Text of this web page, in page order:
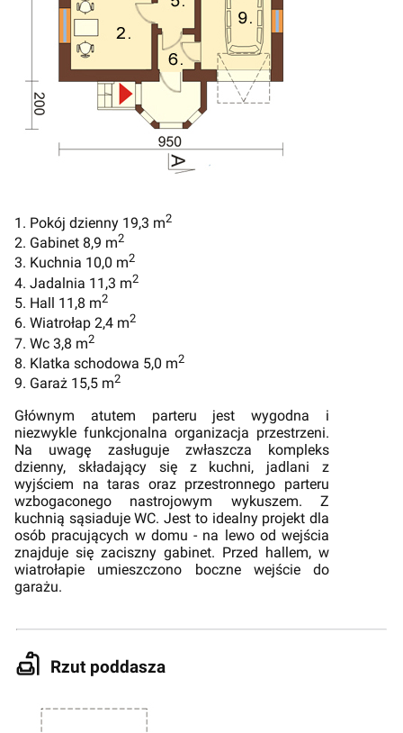
1. Pokój dzienny 19,3 m2
2. Gabinet 8,9 m2
3. Kuchnia 10,0 m2
4. Jadalnia 11,3 m2
5. Hall 11,8 m2
6. Wiatrołap 2,4 m2
7. Wc 3,8 m2
8. Klatka schodowa 5,0 m2
9. Garaż 15,5 m2
Głównym atutem parteru jest wygodna i
niezwykle funkcjonalna organizacja przestrzeni.
Na uwagę zasługuje zwłaszcza kompleks
dzienny, składający się z kuchni, jadlani z
wyjściem na taras oraz przestronnego parteru
wzbogaconego nastrojowym wykuszem. Z
kuchnią sąsiaduje WC. Jest to idealny projekt dla
osób pracujących w domu - na lewo od wejścia
znajduje się zaciszny gabinet. Przed hallem, w
wiatrołapie umieszczono boczne wejście do
garażu.
Rzut poddasza